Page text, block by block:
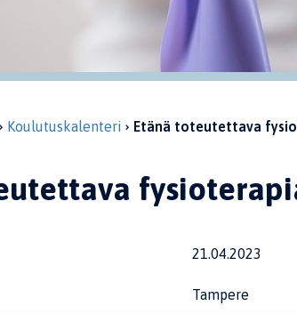
Koulutuskalenteri Etänä toteutettava
21.04.2023
Tampere